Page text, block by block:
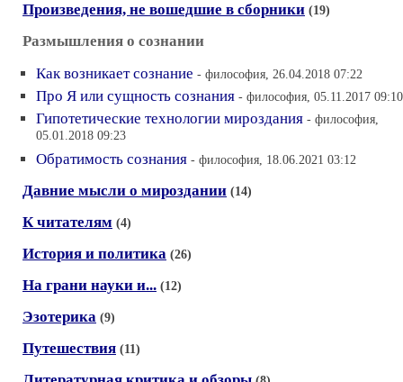
Произведения, не вошедшие в сборники (19)
Размышления о сознании
Как возникает сознание - философия, 26.04.2018 07:22
Про Я или сущность сознания - философия, 05.11.2017 09:10
Гипотетические технологии мироздания - философия,
05.01.2018 09:23
Обратимость сознания - философия, 18.06.2021 03:12
Давние мысли о мироздании (14)
К читателям (4)
История и политика (26)
На грани науки и... (12)
Эзотерика (9)
Путешествия (11)